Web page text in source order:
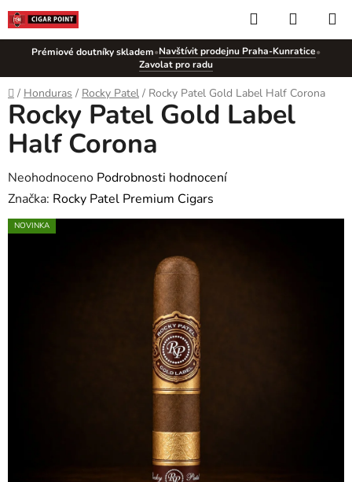
Přejít
na
obsah
Prémiové doutníky skladem•Navštívit prodejnu Praha-Kunratice•
Zavolat pro radu
Hledat
KOŠÍK
Domů
/ Honduras / Rocky Patel / Rocky Patel Gold Label Half Corona
Rocky Patel Gold Label
Half Corona
Průměrné
hodnocení
produktu
Neohodnoceno Podrobnosti hodnocení
Značka: Rocky Patel Premium Cigars
NOVINKA